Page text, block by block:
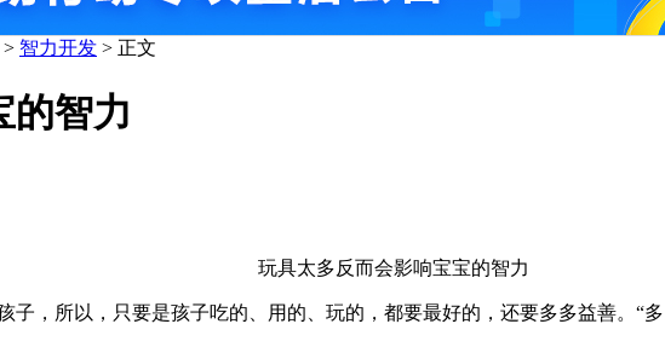
> 智力开发 > 正文
的智力
玩具太多反而会影响宝宝的智力
所以，只要是孩子吃的、用的、玩的，都要最好的，还要多多益善。“多